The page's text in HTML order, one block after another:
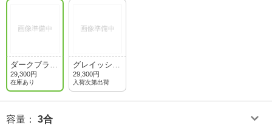
ダークブラウ
ン
29,300円
在庫あり
グレイッシュ
ホワイト
29,300円
入荷次第出荷
容量 ： 3合